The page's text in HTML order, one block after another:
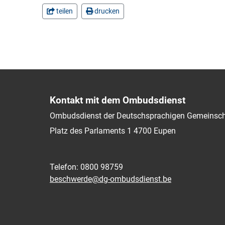
teilen drucken
Kontakt mit dem Ombudsdienst
Ombudsdienst der Deutschsprachigen
Platz des Parlaments 1 4700 Eupen
Telefon: 0800 98759
beschwerde@dg-ombudsdienst.be